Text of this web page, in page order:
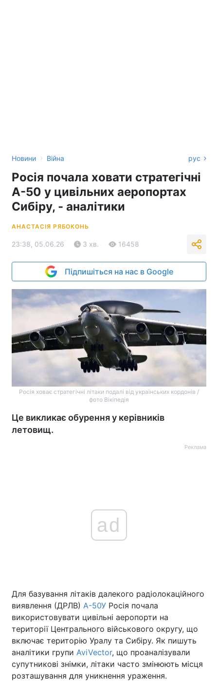
Новини › Війна рус
Росія почала ховати стратегічні
А-50 у цивільних аеропортах
Сибіру, - аналітики
АНАСТАСІЯ РЯБОКОНЬ
23:38, 05.06.26 3 хв. 16458
Підпишіться на нас в Google
Росія ховає стратегічні літаки подалі від українських кордонів /
фото Вікіпедія
Це викликає обурення у керівників
летовищ.
Реклама
ad
Для базування літаків далекого радіолокаційного
виявлення (ДРЛВ) А-50У Росія почала
використовувати цивільні аеропорти на
території Центрального військового округу, що
включає територію Уралу та Сибіру. Як пишуть
аналітики групи AviVector, що проаналізували
супутникові знімки, літаки часто змінюють місця
розташування для уникнення ураження.